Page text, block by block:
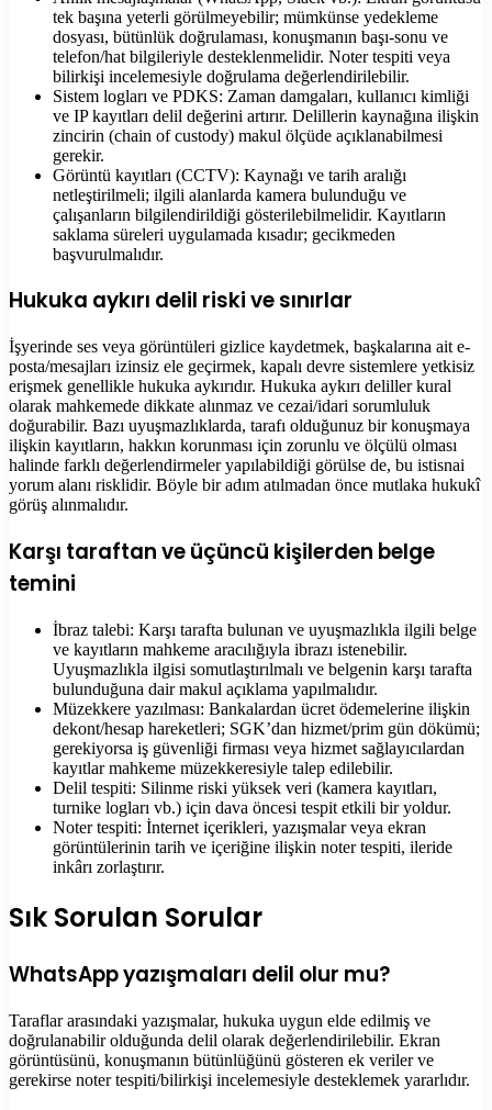
tek başına yeterli görülmeyebilir; mümkünse yedekleme
dosyası, bütünlük doğrulaması, konuşmanın başı-sonu ve
telefon/hat bilgileriyle desteklenmelidir. Noter tespiti veya
bilirkişi incelemesiyle doğrulama değerlendirilebilir.
Sistem logları ve PDKS: Zaman damgaları, kullanıcı kimliği
ve IP kayıtları delil değerini artırır. Delillerin kaynağına ilişkin
zincirin (chain of custody) makul ölçüde açıklanabilmesi
gerekir.
Görüntü kayıtları (CCTV): Kaynağı ve tarih aralığı
netleştirilmeli; ilgili alanlarda kamera bulunduğu ve
çalışanların bilgilendirildiği gösterilebilmelidir. Kayıtların
saklama süreleri uygulamada kısadır; gecikmeden
başvurulmalıdır.
Hukuka aykırı delil riski ve sınırlar
İşyerinde ses veya görüntüleri gizlice kaydetmek, başkalarına ait e-
posta/mesajları izinsiz ele geçirmek, kapalı devre sistemlere yetkisiz
erişmek genellikle hukuka aykırıdır. Hukuka aykırı deliller kural
olarak mahkemede dikkate alınmaz ve cezai/idari sorumluluk
doğurabilir. Bazı uyuşmazlıklarda, tarafı olduğunuz bir konuşmaya
ilişkin kayıtların, hakkın korunması için zorunlu ve ölçülü olması
halinde farklı değerlendirmeler yapılabildiği görülse de, bu istisnai
yorum alanı risklidir. Böyle bir adım atılmadan önce mutlaka hukukî
görüş alınmalıdır.
Karşı taraftan ve üçüncü kişilerden belge
temini
İbraz talebi: Karşı tarafta bulunan ve uyuşmazlıkla ilgili belge
ve kayıtların mahkeme aracılığıyla ibrazı istenebilir.
Uyuşmazlıkla ilgisi somutlaştırılmalı ve belgenin karşı tarafta
bulunduğuna dair makul açıklama yapılmalıdır.
Müzekkere yazılması: Bankalardan ücret ödemelerine ilişkin
dekont/hesap hareketleri; SGK’dan hizmet/prim gün dökümü;
gerekiyorsa iş güvenliği firması veya hizmet sağlayıcılardan
kayıtlar mahkeme müzekkeresiyle talep edilebilir.
Delil tespiti: Silinme riski yüksek veri (kamera kayıtları,
turnike logları vb.) için dava öncesi tespit etkili bir yoldur.
Noter tespiti: İnternet içerikleri, yazışmalar veya ekran
görüntülerinin tarih ve içeriğine ilişkin noter tespiti, ileride
inkârı zorlaştırır.
Sık Sorulan Sorular
WhatsApp yazışmaları delil olur mu?
Taraflar arasındaki yazışmalar, hukuka uygun elde edilmiş ve
doğrulanabilir olduğunda delil olarak değerlendirilebilir. Ekran
görüntüsünü, konuşmanın bütünlüğünü gösteren ek veriler ve
gerekirse noter tespiti/bilirkişi incelemesiyle desteklemek yararlıdır.